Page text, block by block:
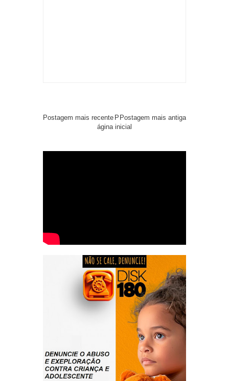
Postagem mais recente Postagem mais antiga
P
ágina inicial